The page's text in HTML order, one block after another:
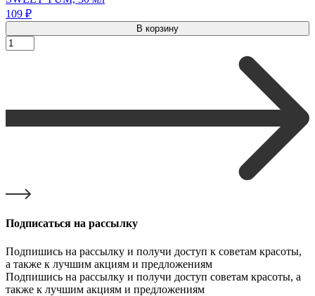
109 ₽
В корзину
Подписаться на рассылку
Подпишись на рассылку и получи доступ к советам красоты,
а также к лучшим акциям и предложениям
Подпишись на рассылку и получи доступ советам красоты, а
также к лучшим акциям и предложениям